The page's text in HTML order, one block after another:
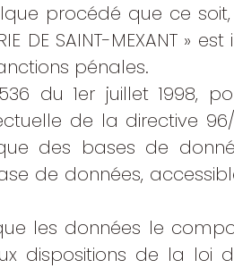
procédé que ce
SAINT-MEXANT » est
pénales.
du 1er juillet 1998,
de la directive
des bases de
de données,
les données le
dispositions de la loi